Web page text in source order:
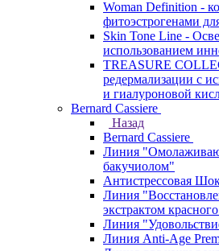
Woman Definition -
фитоэстрогенами
Skin Tone Line -
использованием
TREASURE
редермализации с
и гиалуроновой
Bernard Cassiere
Назад
Bernard Cassiere
Линия
бакучиолом"
Антистрессовая
Линия
экстрактом
Линия
Линия Anti-Age